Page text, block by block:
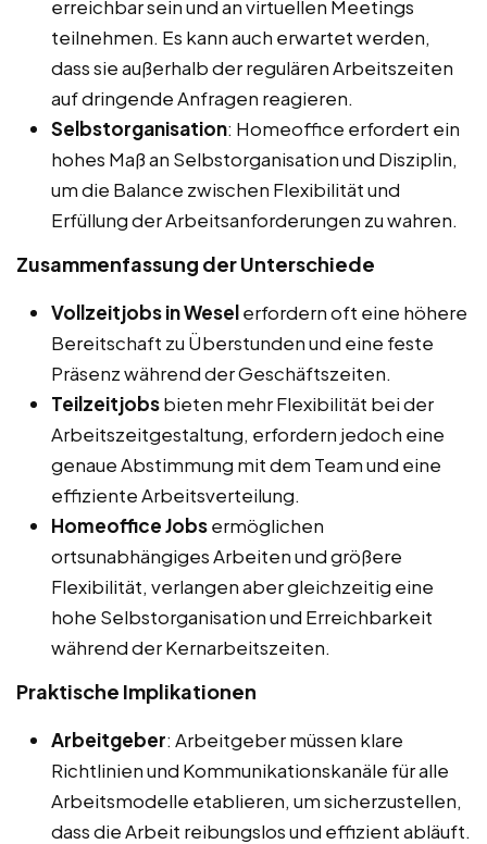
erreichbar sein und an virtuellen Meetings
teilnehmen. Es kann auch erwartet werden,
dass sie außerhalb der regulären Arbeitszeiten
auf dringende Anfragen reagieren.
Selbstorganisation: Homeoffice erfordert ein
hohes Maß an Selbstorganisation und Disziplin,
um die Balance zwischen Flexibilität und
Erfüllung der Arbeitsanforderungen zu wahren.
Zusammenfassung der Unterschiede
Vollzeitjobs in Weselerfordern oft eine höhere
Bereitschaft zu Überstunden und eine feste
Präsenz während der Geschäftszeiten.
Teilzeitjobsbieten mehr Flexibilität bei der
Arbeitszeitgestaltung, erfordern jedoch eine
genaue Abstimmung mit dem Team und eine
effiziente Arbeitsverteilung.
Homeoffice Jobsermöglichen
ortsunabhängiges Arbeiten und größere
Flexibilität, verlangen aber gleichzeitig eine
hohe Selbstorganisation und Erreichbarkeit
während der Kernarbeitszeiten.
Praktische Implikationen
Arbeitgeber: Arbeitgeber müssen klare
Richtlinien und Kommunikationskanäle für alle
Arbeitsmodelle etablieren, um sicherzustellen,
dass die Arbeit reibungslos und effizient abläuft.